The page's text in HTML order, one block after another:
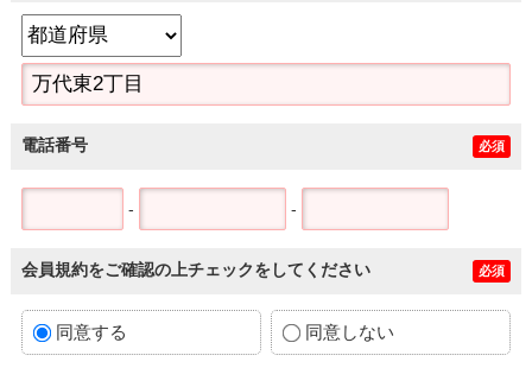
電話番号 必須
- -
会員規約をご確認の上チェックをしてください 必須
同意する 同意しない